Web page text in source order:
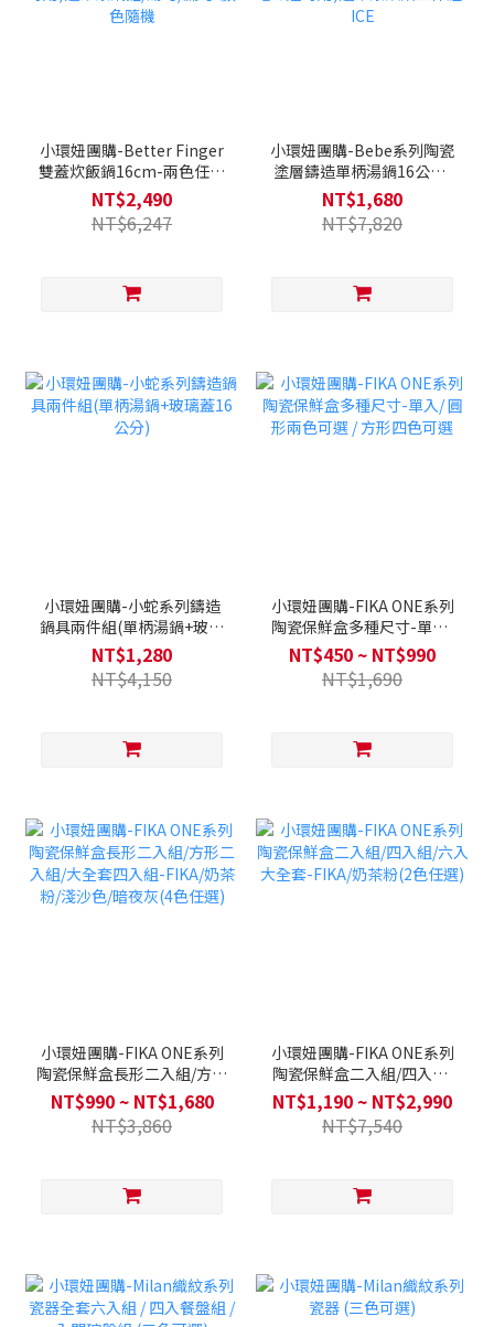
小環妞團購-Better Finger
雙蓋炊飯鍋16cm-兩色任選
(全覆底/不挑爐具，瓦斯爐
電磁爐可用)送矽銀鍋鏟/湯
勺/漏勺-顏色隨機
NT$2,490
NT$6,247
小環妞團購-Bebe系列陶瓷
塗層鑄造單柄湯鍋16公分-
淺黃(Q導全覆底/不挑爐
具，瓦斯爐電磁爐可用)送矽
銀烘焙三件組-ICE
NT$1,680
NT$7,820
小環妞團購-小蛇系列鑄造
鍋具兩件組(單柄湯鍋+玻璃
蓋16公分)
NT$1,280
NT$4,150
小環妞團購-FIKA ONE系列
陶瓷保鮮盒多種尺寸-單入/
圓形兩色可選 / 方形四色可
選
NT$450 ~ NT$990
NT$1,690
小環妞團購-FIKA ONE系列
陶瓷保鮮盒長形二入組/方形
二入組/大全套四入組-FIKA/
奶茶粉/淺沙色/暗夜灰(4色
任選)
NT$990 ~ NT$1,680
NT$3,860
小環妞團購-FIKA ONE系列
陶瓷保鮮盒二入組/四入組/
六入大全套-FIKA/奶茶粉(2
色任選)
NT$1,190 ~ NT$2,990
NT$7,540